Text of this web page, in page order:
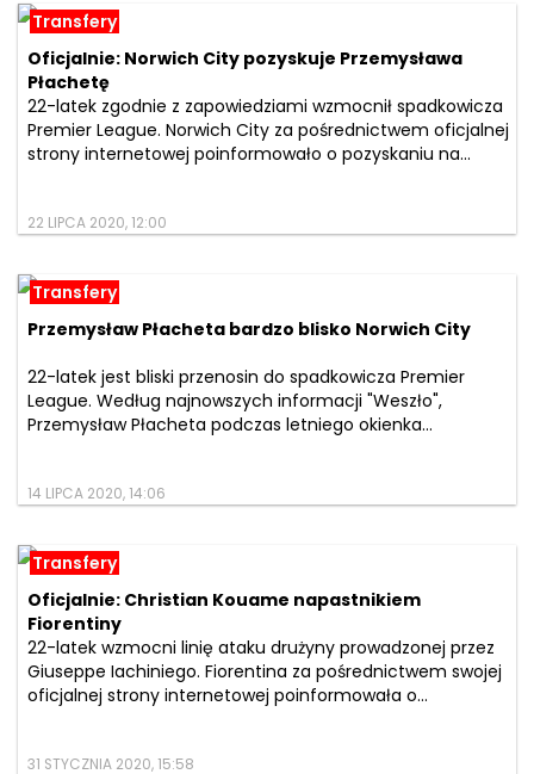
Transfery
Oficjalnie: Norwich City pozyskuje Przemysława
Płachetę
22-latek zgodnie z zapowiedziami wzmocnił spadkowicza
Premier League. Norwich City za pośrednictwem oficjalnej
strony internetowej poinformowało o pozyskaniu na...
22 LIPCA 2020, 12:00
Transfery
Przemysław Płacheta bardzo blisko Norwich City
22-latek jest bliski przenosin do spadkowicza Premier
League. Według najnowszych informacji "Weszło",
Przemysław Płacheta podczas letniego okienka...
14 LIPCA 2020, 14:06
Transfery
Oficjalnie: Christian Kouame napastnikiem
Fiorentiny
22-latek wzmocni linię ataku drużyny prowadzonej przez
Giuseppe Iachiniego. Fiorentina za pośrednictwem swojej
oficjalnej strony internetowej poinformowała o...
31 STYCZNIA 2020, 15:58